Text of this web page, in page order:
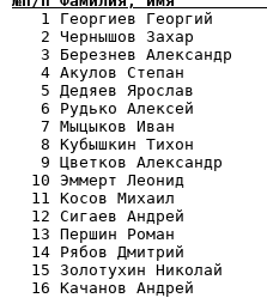
1 Георгиев
2 Чернышов Захар
3 Березнев
4 Акулов Степан
5 Дедяев Ярослав
6 Рудько Алексей
7 Мыцыков Иван
8 Кубышкин Тихон
9 Цветков Александр
10 Эммерт Леонид
11 Косов Михаил
12 Сигаев Андрей
13 Першин Роман
14 Рябов Дмитрий
15 Золотухин Николай
16 Качанов Андрей